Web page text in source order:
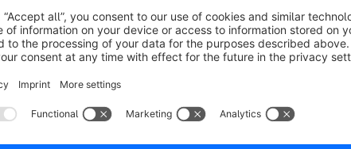
Bei Fragen, Anregungen und Erweiterungswünschen für
info@webmasterware.net